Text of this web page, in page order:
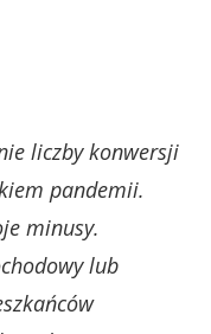
liczby konwersji
pandemii.
minusy.
lub